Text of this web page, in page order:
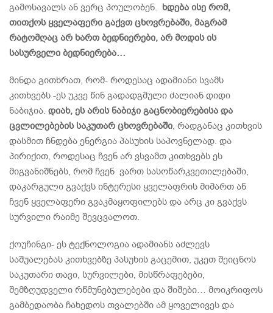
გამოსავალს ან ვერც პოულობენ. ხდება ისე რომ,
თითქოს ყველაფერი გაქვთ ცხოვრებაში, მაგრამ
რატომღაც არ ხართ ბედნიერები, არ მოდის ის
სასურველი ბედნიერება…
მინდა გითხრათ, რომ- როდესაც ადამიანი სვამს
კითხვებს -ეს უკვე წინ გადადგმული ძალიან დიდი
ნაბიჯია. დიახ, ეს არის ნაბიჯი გაცნობიერებისა და
ცვლილებების საკუთარ ცხოვრებაში, რადგანაც კითხვის
დასმით ჩნდება ენერგია პასუხის საპოვნელად. და
პირიქით, როდესაც ჩვენ არ ვსვამთ კითხვებს ეს
მიგვანიშნებს, რომ ჩვენ ვართ სასოწარკვეთილებაში,
დაკარგული გვაქვს ინტერესი ყველაფრის მიმართ ან
ჩვენ ყველაფერი გვაკმაყოფილებს და არც კი გვაქვს
სურვილი რაიმე შევცვალოთ.
ქოუჩინგი- ეს ტექნოლოგია ადამიანს აძლევს
საშუალებას კითხვებზე პასუხის გაცემით, უკეთ შეიცნოს
საკუთარი თავი, სურვილები, მისწრაფებები,
შემზღუდველი რწმუნებულებები და შიშები… მოიკრიფოს
გამბედაობა ჩახედოს თვალებში ამ ყოველივეს და